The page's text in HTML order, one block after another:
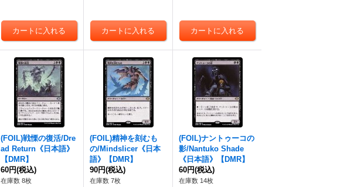
(FOIL)戦慄の復活/Dre
ad Return《日本語》
【DMR】
60円(税込)
在庫数 8枚
(FOIL)精神を刻むも
の/Mindslicer《日本
語》【DMR】
90円(税込)
在庫数 7枚
(FOIL)ナントゥーコの
影/Nantuko Shade
《日本語》【DMR】
60円(税込)
在庫数 14枚